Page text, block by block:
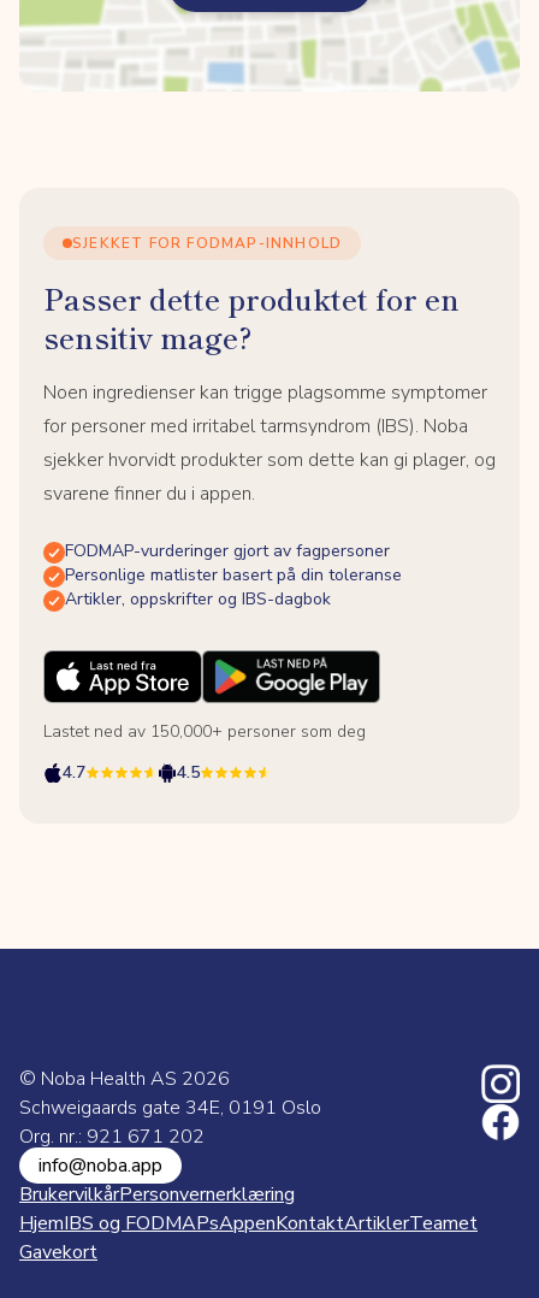
SJEKKET FOR FODMAP-INNHOLD
Passer dette produktet for en
sensitiv mage?
Noen ingredienser kan trigge plagsomme symptomer
for personer med irritabel tarmsyndrom (IBS). Noba
sjekker hvorvidt produkter som dette kan gi plager, og
svarene finner du i appen.
FODMAP-vurderinger gjort av fagpersoner
Personlige matlister basert på din toleranse
Artikler, oppskrifter og IBS-dagbok
Lastet ned av 150,000+ personer som deg
4.7
4.5
© Noba Health AS 2026
Schweigaards gate 34E, 0191 Oslo
Org. nr.: 921 671 202
info@noba.app
BrukervilkårPersonvernerklæring
HjemIBS og FODMAPsAppenKontaktArtiklerTeamet
Gavekort